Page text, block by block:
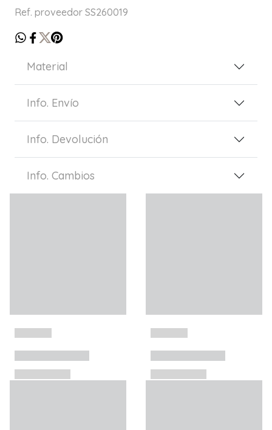
Ref. proveedor SS260019
Material
Info. Envío
Info. Devolución
Info. Cambios